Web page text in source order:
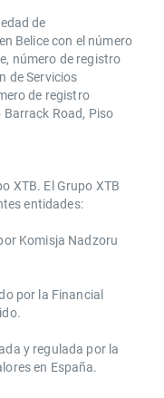
de
Belice con el número
número de registro
de Servicios
de registro
Road, Piso
XTB. El Grupo XTB
entidades:
Komisja Nadzoru
por la ​Financial
y regulada por la
en España.